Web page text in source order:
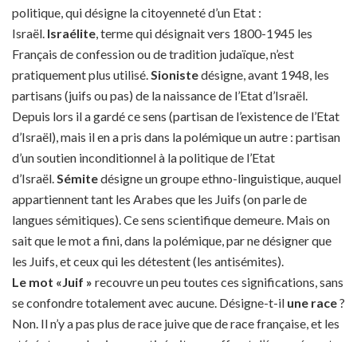
politique, qui désigne la citoyenneté d’un Etat :
Israël. Israélite, terme qui désignait vers 1800-1945 les
Français de confession ou de tradition judaïque, n’est
pratiquement plus utilisé.Sionistedésigne, avant 1948, les
partisans (juifs ou pas) de la naissance de l’Etat d’Israël.
Depuis lors il a gardé ce sens (partisan de l’existence de l’Etat
d’Israël), mais il en a pris dans la polémique un autre : partisan
d’un soutien inconditionnel à la politique de l’Etat
d’Israël.Sémitedésigne un groupe ethno-linguistique, auquel
appartiennent tant les Arabes que les Juifs (on parle de
langues sémitiques). Ce sens scientifique demeure. Mais on
sait que le mot a fini, dans la polémique, par ne désigner que
les Juifs, et ceux qui les détestent (les antisémites).
Le mot «Juif » recouvre un peu toutes ces significations, sans
se confondre totalement avec aucune. Désigne-t-il une race?
Non. Il n’y a pas plus de race juive que de race française, et les